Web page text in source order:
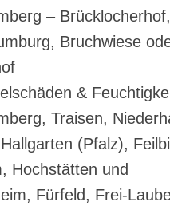
– Brücklocherhof,
Bruchwiese
&
Traisen,
(Pfalz),
Hochstätten und
Fürfeld, Frei-